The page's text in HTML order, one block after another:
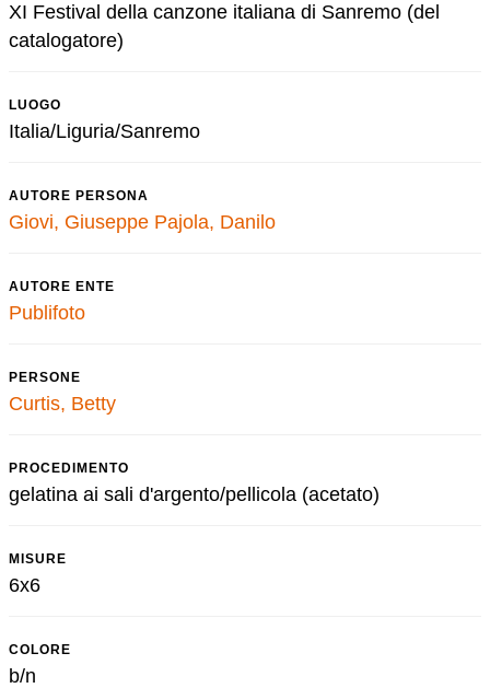
XI Festival della canzone italiana di Sanremo (del
catalogatore)
LUOGO
Italia/Liguria/Sanremo
AUTORE PERSONA
Giovi, Giuseppe Pajola, Danilo
AUTORE ENTE
Publifoto
PERSONE
Curtis, Betty
PROCEDIMENTO
gelatina ai sali d'argento/pellicola (acetato)
MISURE
6x6
COLORE
b/n